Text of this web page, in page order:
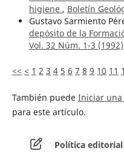
higiene , Boletín
Gustavo Sarmiento
depósito de la
Vol. 32 Núm. 1-3 (1992)
<< < 1 2 3 4 5 6 7 8 9 10 11
También puede Iniciar una
para este artículo.
Política editorial